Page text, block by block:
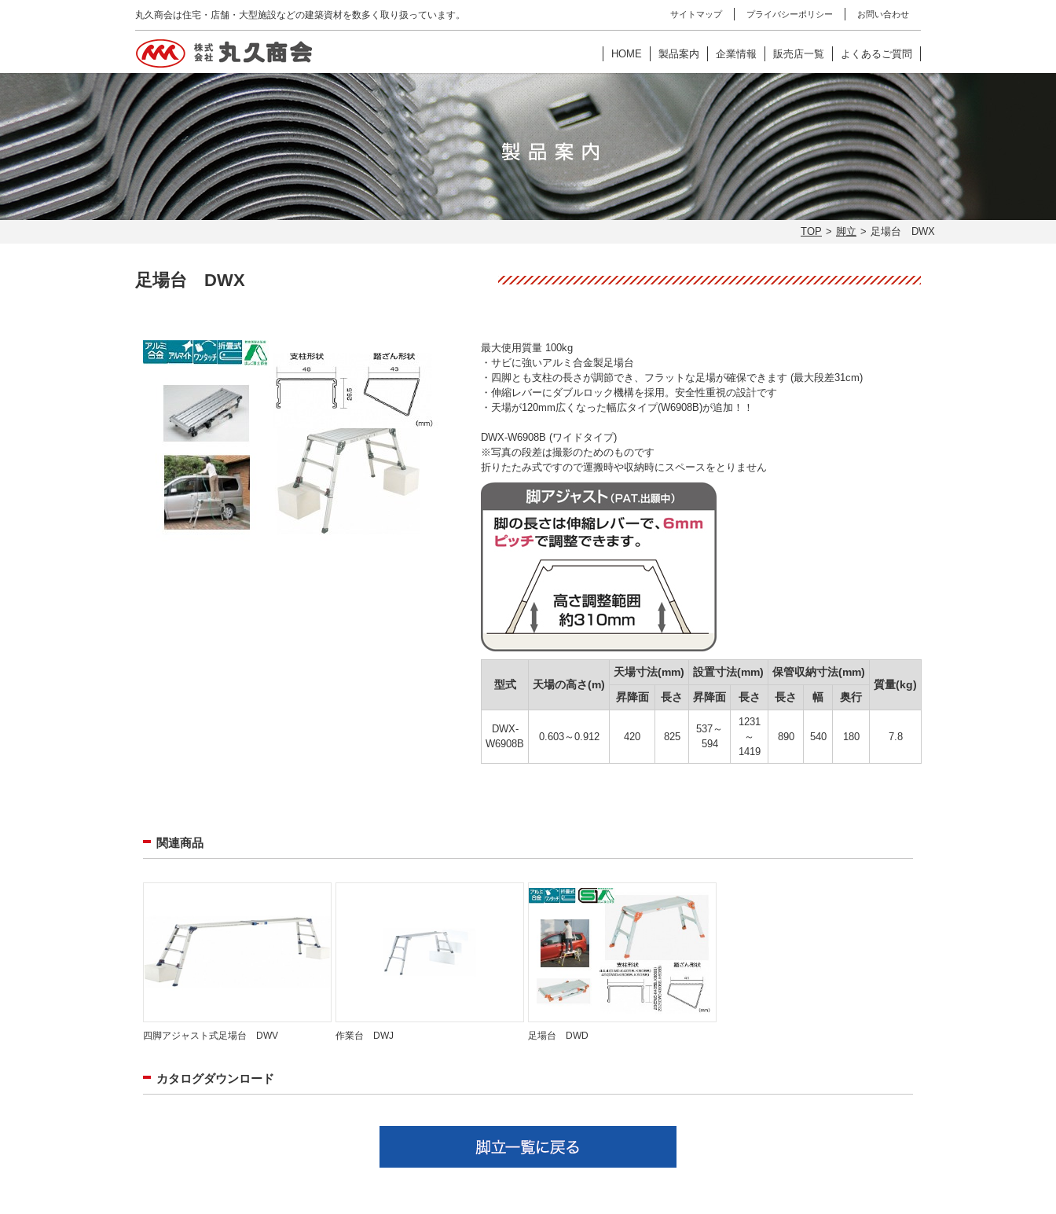
丸久商会は住宅・店舗・大型施設などの建築資材を数多く取り扱っています。 サイトマップ プライバシーポリシー お問い合わせ
HOME 製品案内 企業情報 販売店一覧 よくあるご質問
TOP 脚立 足場台 DWX
足場台 DWX
最大使用質量 100kg
・サビに強いアルミ合金製足場台
・四脚とも支柱の長さが調節でき、フラットな足場が確保できます (最大段差31cm)
・伸縮レバーにダブルロック機構を採用。安全性重視の設計です
・天場が120mm広くなった幅広タイプ(W6908B)が追加！！
DWX-W6908B (ワイドタイプ)
※写真の段差は撮影のためのものです
折りたたみ式ですので運搬時や収納時にスペースをとりません
型式 天場の高さ(m)
天場寸法(mm) 設置寸法(mm)
保管収納寸法(mm)
質量(kg)
昇降面
長さ 昇降面 長さ 長さ 幅 奥行
DWX-
W6908B
0.603～0.912 420 825
537～
594
1231
～
1419
890 540 180 7.8
関連商品
四脚アジャスト式足場台 DWV 作業台 DWJ 足場台 DWD
カタログダウンロード